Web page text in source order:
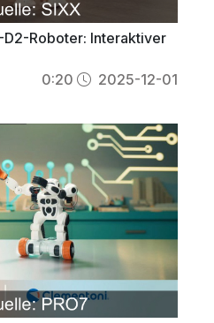
D2-Roboter: Interaktiver
0:20 2025-12-01